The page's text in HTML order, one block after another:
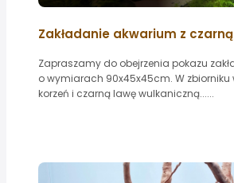
Zakładanie akwarium z
Zapraszamy do obejrzenia pokazu
o wymiarach 90x45x45cm. W zbiorniku
korzeń i czarną lawę wulkaniczną......